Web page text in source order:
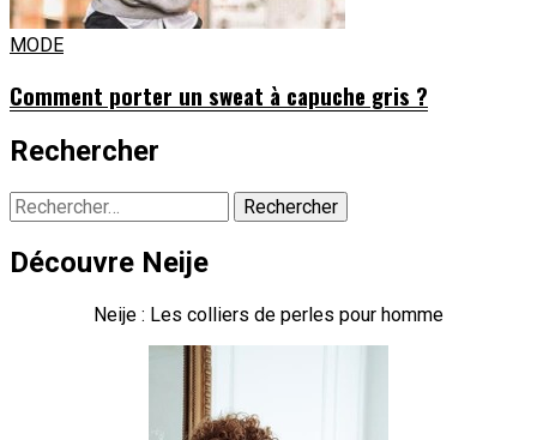
MODE
Comment porter un sweat à capuche gris ?
Rechercher
Rechercher :
Découvre Neije
Neije : Les colliers de perles pour homme